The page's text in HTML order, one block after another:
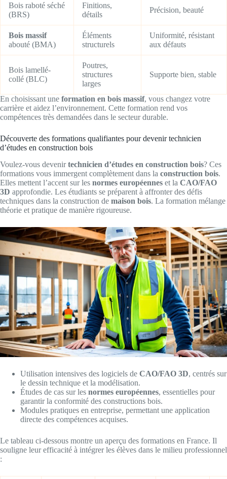
Bois raboté séché
(BRS)
Finitions,
détails
Précision, beauté
Bois massif
abouté (BMA)
Éléments
structurels
Uniformité, résistant
aux défauts
Bois lamellé-
collé (BLC)
Poutres,
structures
larges
Supporte bien, stable
En choisissant une formation en bois massif, vous changez votre
carrière et aidez l’environnement. Cette formation rend vos
compétences très demandées dans le secteur durable.
Découverte des formations qualifiantes pour devenir technicien
d’études en construction bois
Voulez-vous devenirtechnicien d’études en construction bois? Ces
formations vous immergent complètement dans la construction bois.
Elles mettent l’accent sur les normes européennes et la CAO/FAO
3D approfondie. Les étudiants se préparent à affronter des défis
techniques dans la construction de maison bois. La formation mélange
théorie et pratique de manière rigoureuse.
Utilisation intensives des logiciels de CAO/FAO 3D, centrés sur
le dessin technique et la modélisation.
Études de cas sur les normes européennes, essentielles pour
garantir la conformité des constructions bois.
Modules pratiques en entreprise, permettant une application
directe des compétences acquises.
Le tableau ci-dessous montre un aperçu des formations en France. Il
souligne leur efficacité à intégrer les élèves dans le milieu professionnel
: